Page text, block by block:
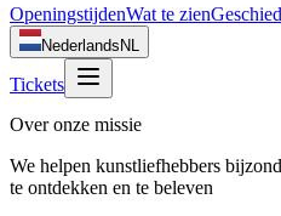
OpeningstijdenWat te zien
Nederlands NL
Tickets
Over onze missie
We helpen kunstliefhebbers
te ontdekken en te beleven